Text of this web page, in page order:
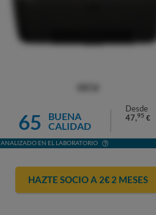
65
BUENA
CALIDAD
Desde
47,95 €
ANALIZADO EN EL LABORATORIO
HAZTE SOCIO A 2€ 2 MESES